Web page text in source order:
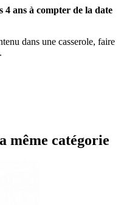
4 ans à compter de la date
dans une casserole, faire
même catégorie